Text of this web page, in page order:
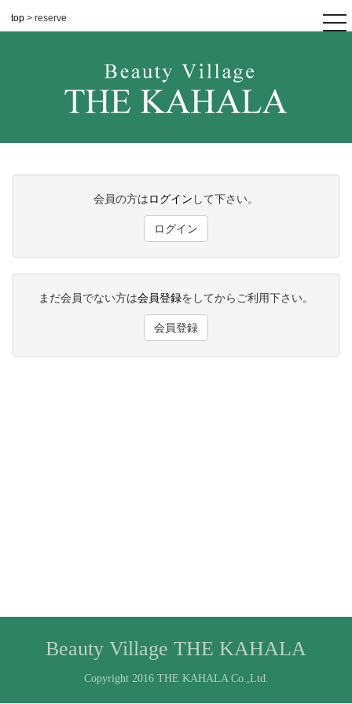
top > reserve
会員の方はログイン して下さい。
ログイン
まだ会員でない方は会員登録をしてからご利用下さい。
会員登録
Beauty Village THE KAHALA
Copyright 2016 THE KAHALA Co.,Ltd.